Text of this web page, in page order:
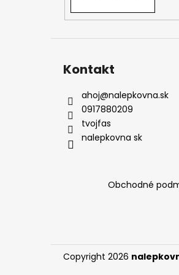
podmienkach a
Kontakt
ahoj@nalepkovna.sk
0917880209
tvojfas
nalepkovna sk
Obchodné
Copyright 2026